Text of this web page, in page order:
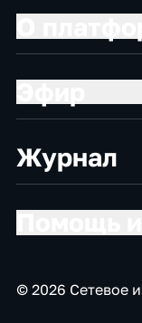
Журнал
© 2026 Сетевое